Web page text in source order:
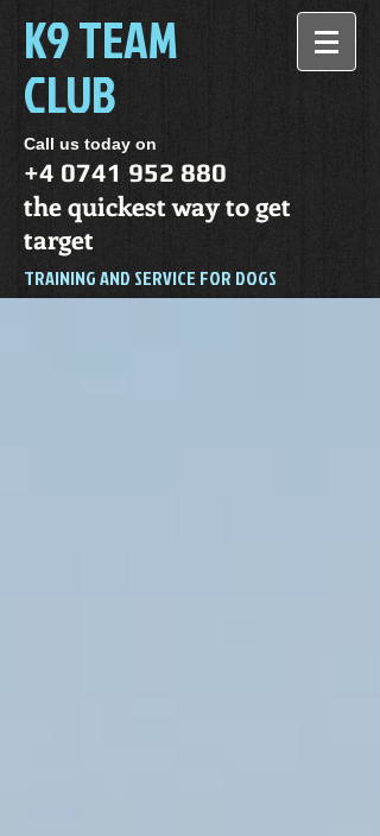
K9 TEAM
CLUB
Call us today on
+4 0741 952 880
the quickest way to get
target
TRAINING AND SERVICE FOR DOGS